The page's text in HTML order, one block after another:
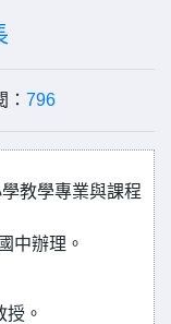
796
教學專業與課程
中辦理。
。